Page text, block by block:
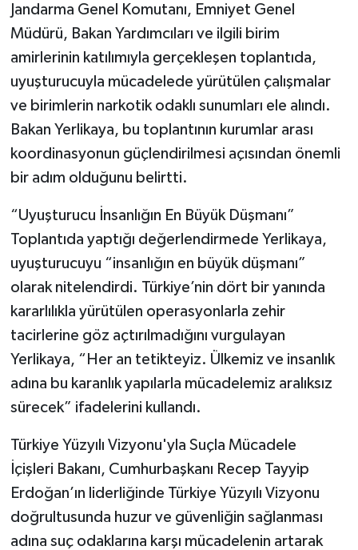
Jandarma Genel Komutanı, Emniyet Genel
Müdürü, Bakan Yardımcıları ve ilgili birim
amirlerinin katılımıyla gerçekleşen toplantıda,
uyuşturucuyla mücadelede yürütülen çalışmalar
ve birimlerin narkotik odaklı sunumları ele alındı.
Bakan Yerlikaya, bu toplantının kurumlar arası
koordinasyonun güçlendirilmesi açısından önemli
bir adım olduğunu belirtti.
“Uyuşturucu İnsanlığın En Büyük Düşmanı”
Toplantıda yaptığı değerlendirmede Yerlikaya,
uyuşturucuyu “insanlığın en büyük düşmanı”
olarak nitelendirdi. Türkiye’nin dört bir yanında
kararlılıkla yürütülen operasyonlarla zehir
tacirlerine göz açtırılmadığını vurgulayan
Yerlikaya, “Her an tetikteyiz. Ülkemiz ve insanlık
adına bu karanlık yapılarla mücadelemiz aralıksız
sürecek” ifadelerini kullandı.
Türkiye Yüzyılı Vizyonu'yla Suçla Mücadele
İçişleri Bakanı, Cumhurbaşkanı Recep Tayyip
Erdoğan’ın liderliğinde Türkiye Yüzyılı Vizyonu
doğrultusunda huzur ve güvenliğin sağlanması
adına suç odaklarına karşı mücadelenin artarak